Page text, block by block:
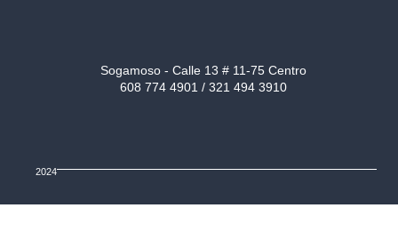
Sogamoso - Calle 13 # 11-75 Centro
608 774 4901 / 321 494 3910
2024